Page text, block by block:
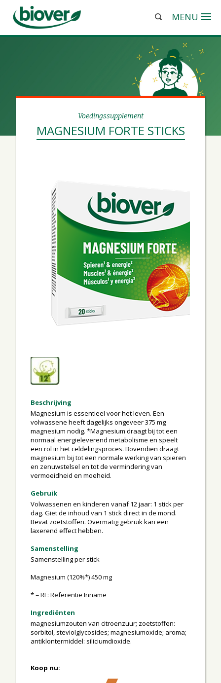
MENU
Voedingssupplement
MAGNESIUM FORTE STICKS
Beschrijving
Magnesium is essentieel voor het leven. Een
volwassene heeft dagelijks ongeveer 375 mg
magnesium nodig. *Magnesium draagt bij tot een
normaal energieleverend metabolisme en speelt
een rol in het celdelingsproces. Bovendien draagt
magnesium bij tot een normale werking van spieren
en zenuwstelsel en tot de vermindering van
vermoeidheid en moeheid.
Gebruik
Volwassenen en kinderen vanaf 12 jaar: 1 stick per
dag. Giet de inhoud van 1 stick direct in de mond.
Bevat zoetstoffen. Overmatig gebruik kan een
laxerend effect hebben.
Samenstelling
Samenstelling per stick
Magnesium (120%*) 450 mg
* = RI : Referentie Inname
Ingrediënten
magnesiumzouten van citroenzuur; zoetstoffen:
sorbitol, steviolglycosides; magnesiumoxide; aroma;
antiklontermiddel: siliciumdioxide.
Koop nu: